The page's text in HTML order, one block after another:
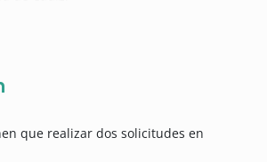
que realizar dos solicitudes en